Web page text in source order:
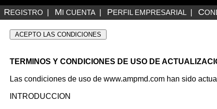
REGISTRO MI CUENTA PERFIL EMPRESARIAL C
TERMINOS Y CONDICIONES DE USO DE
Las condiciones de uso de www.ampmd.com han sido
INTRODUCCION